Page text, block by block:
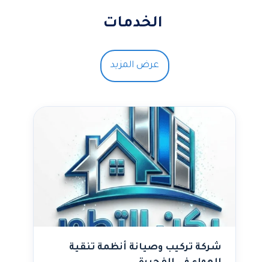
الخدمات
عرض المزيد
شركة تركيب وصيانة أنظمة تنقية